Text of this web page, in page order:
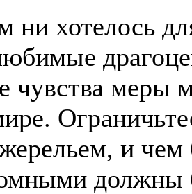
ни хотелось
чувства
и чем
должны